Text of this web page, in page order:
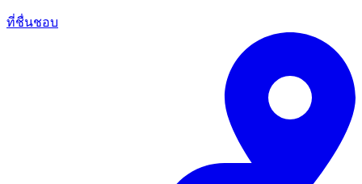
ที่ชื่นชอบ